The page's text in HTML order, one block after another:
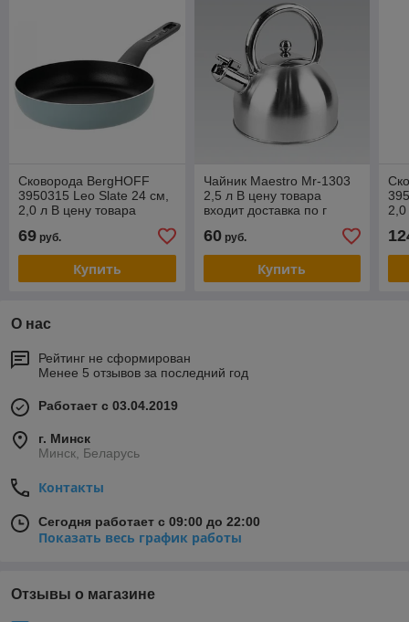
Сковорода BergHOFF
3950315 Leo Slate 24 см,
2,0 л В цену товара
Минску. Фирменная
гаран
69 руб.
Купить
Чайник Maestro Mr-1303
2,5 л В цену товара
входит доставка по г
60руб.
Купить
2,0
О нас
Рейтинг не сформирован
Менее 5 отзывов за последний год
Работает с 03.04.2019
г. Минск
Минск, Беларусь
Контакты
Сегодня работает с 09:00 до 22:00
Показать весь график работы
Отзывы о магазине